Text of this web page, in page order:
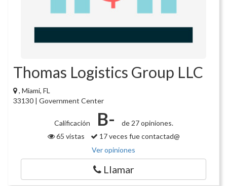
Thomas Logistics Group LLC
, Miami, FL
33130 | Government Center
Calificación B-
de 27 opiniones.
65 vistas
17 veces fue contactad@
Ver opiniones
Llamar